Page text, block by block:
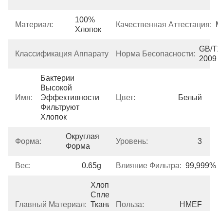
Материал:
100%
Хлопок
Качественная Аттестация:
Классификация Аппаратуры:
Класс
I
Норма Бесопасности:
GB/
2009
Имя:
Бактерии
Высокой
Эффективности
Фильтруют
Хлопок
Цвет: Белый
Форма:
Округлая
Форма
Уровень: 3
Вес: 0.65g Влияние Фильтра: 99,999%
Главный Материал:
Хлопок Не-
Сплетенной
Ткани/
Польза: HMEF